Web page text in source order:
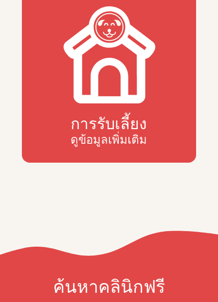
การรับเลี้ยง
ดูข้อมูลเพิ่มเติม
ค้นหาคลินิกฟรี